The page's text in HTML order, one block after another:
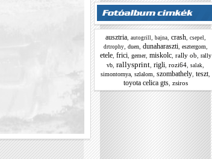
ausztria, autogrill bajna, crash, csepel
drtrophy, duen, dunaharaszti, esztergom
etele, frici, gemer, miskolc, rally ob
rally
vb rallysprint rigli rozi64 salak
simontornya szlalom szombathely teszt
toyota celica gts, zsiros